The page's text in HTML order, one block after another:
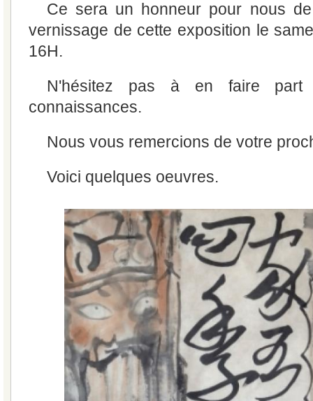
Ce sera un honneur pour nous
vernissage de cette exposition le
16H.
N'hésitez pas à en faire
connaissances.
Nous vous remercions de votre
Voici quelques oeuvres.